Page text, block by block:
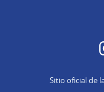
Sitio oficial de